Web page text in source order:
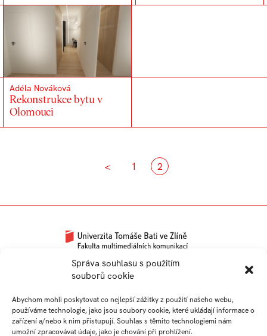
Správa souhlasu s použitím
souborů cookie
Abychom mohli poskytovat co nejlepší zážitky z použití našeho webu,
používáme technologie, jako jsou soubory cookie, které ukládají informace o
zařízení a/nebo k nim přistupují. Souhlas s těmito technologiemi nám
umožní zpracovávat údaje, jako je chování při prohlížení.
Adéla Nováková
Rekonstrukce bytu v
Olomouci
< 1 2
Univerzitní 2431
760 01 Zlín
info@fmk.utb.cz
FB
IN YTB LI